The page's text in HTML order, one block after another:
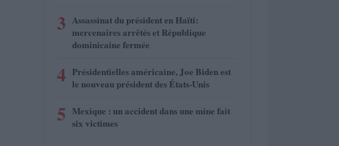
3 Assassinat du président en Haïti:
mercenaires arrêtés et République
dominicaine fermée
4 Présidentielles américaine, Joe Biden est
le nouveau président des États-Unis
5 Mexique : un accident dans une mine fait
six victimes